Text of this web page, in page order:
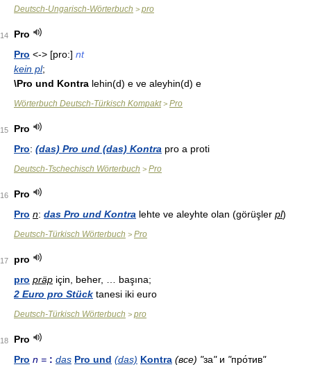
Deutsch-Ungarisch-Wörterbuch > pro
14
Pro
Pro <-> [pro:] nt
kein pl;
\Pro und Kontra lehin(d) e ve aleyhin(d) e
Wörterbuch Deutsch-Türkisch Kompakt> Pro
15
Pro
Pro: (das) Pro und (das) Kontra pro a proti
Deutsch-Tschechisch Wörterbuch > Pro
16
Pro
Pro n: das Pro und Kontra lehte ve aleyhte olan (görüşler pl)
Deutsch-Türkisch Wörterbuch > Pro
17
pro
pro präp için, beher, … başına;
2 Euro pro Stück tanesi iki euro
Deutsch-Türkisch Wörterbuch > pro
18
Pro
Pro n = : das Pro und (das) Kontra (все) "за"и "про́тив"